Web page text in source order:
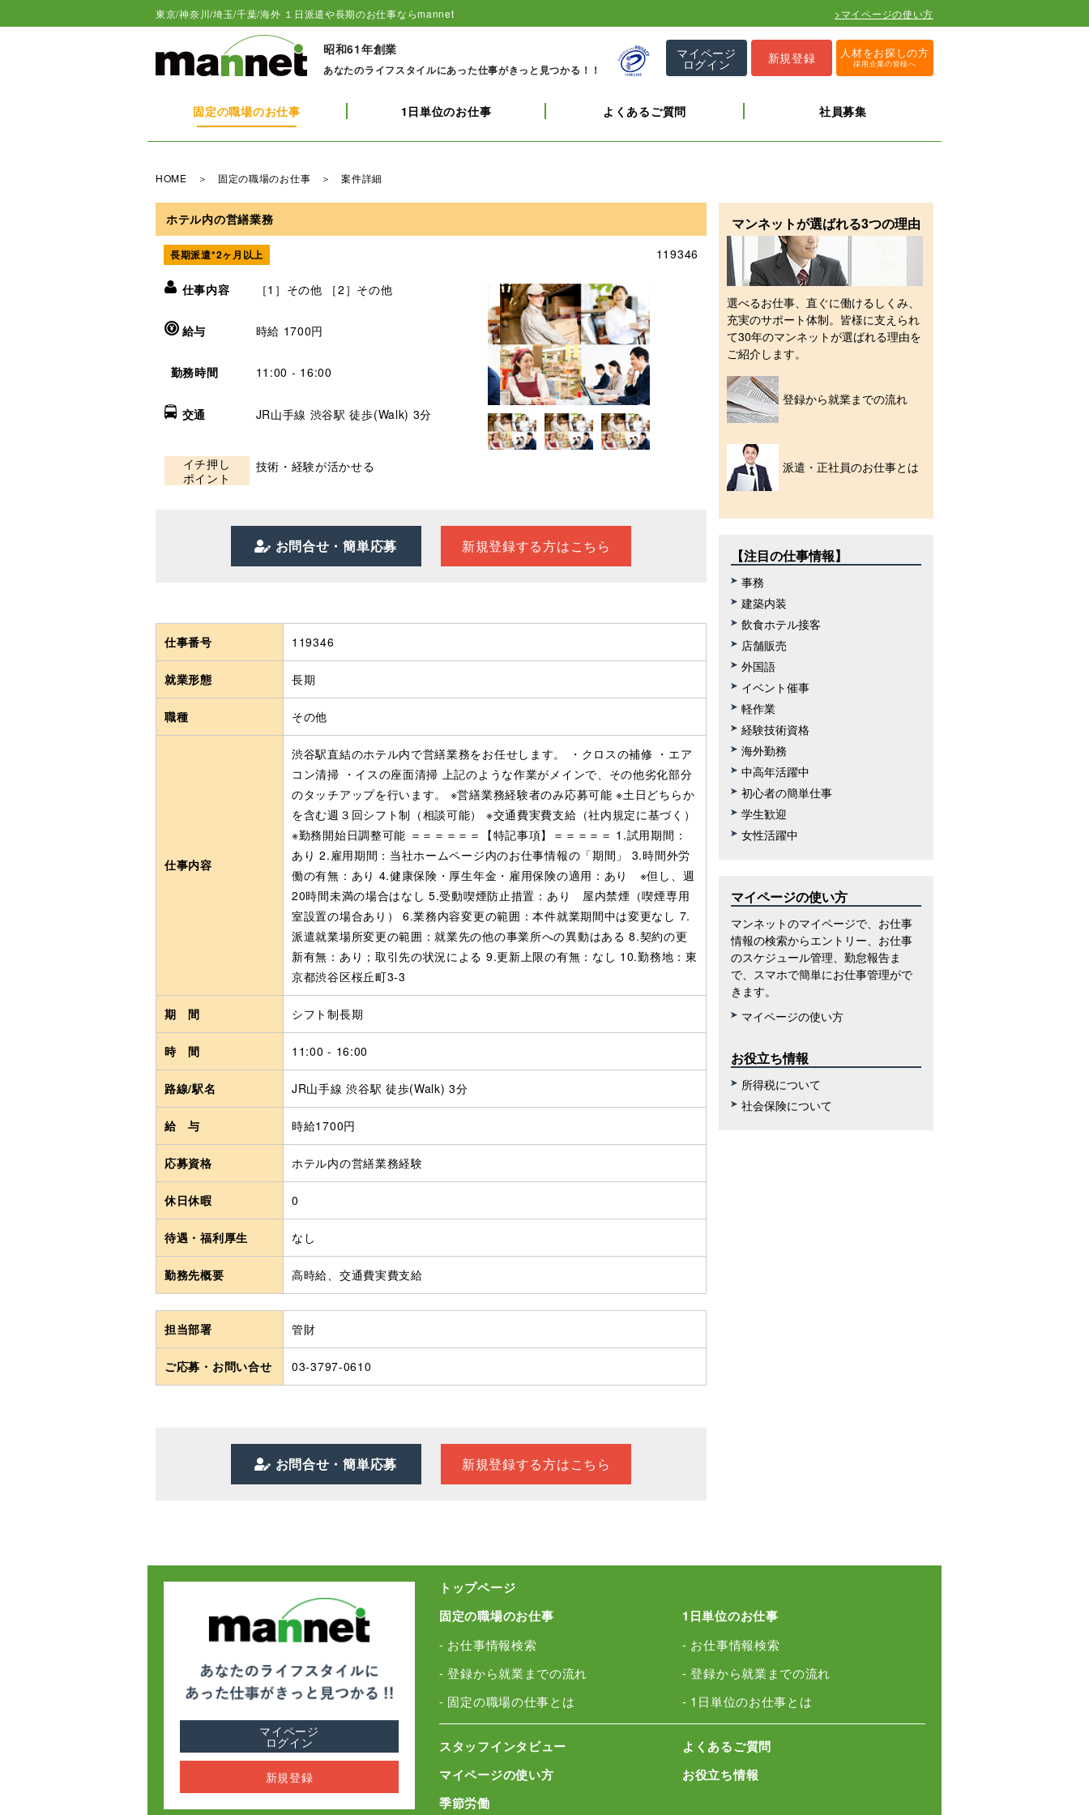
東京/神奈川/埼玉/千葉/海外 １日派遣や長期のお仕事ならmannet >マイページの使い方
昭和61年創業
あなたのライフスタイルにあった仕事がきっと見つかる！！
マイページ
ログイン 新規登録 人材をお探しの方
採用企業の皆様へ
固定の職場のお仕事 1日単位のお仕事 よくあるご質問 社員募集
HOME ＞ 固定の職場のお仕事 ＞ 案件詳細
ホテル内の営繕業務
長期派遣*2ヶ月以上 119346
仕事内容 ［1］その他 ［2］その他
給与 時給 1700円
勤務時間 11:00 - 16:00
交通 JR山手線 渋谷駅 徒歩(Walk) 3分
イチ押し
ポイント
技術・経験が活かせる
お問合せ・簡単応募 新規登録する方はこちら
仕事番号 119346
就業形態 長期
職種 その他
仕事内容
渋谷駅直結のホテル内で営繕業務をお任せします。 ・クロスの補修 ・エア
コン清掃 ・イスの座面清掃 上記のような作業がメインで、その他劣化部分
のタッチアップを行います。 ※営繕業務経験者のみ応募可能 ※土日どちらか
を含む週３回シフト制（相談可能） ※交通費実費支給（社内規定に基づく）
※勤務開始日調整可能 ＝＝＝＝＝＝【特記事項】＝＝＝＝＝ 1.試用期間：
あり 2.雇用期間：当社ホームページ内のお仕事情報の「期間」 3.時間外労
働の有無：あり 4.健康保険・厚生年金・雇用保険の適用：あり ※但し、週
20時間未満の場合はなし 5.受動喫煙防止措置：あり 屋内禁煙（喫煙専用
室設置の場合あり） 6.業務内容変更の範囲：本件就業期間中は変更なし 7.
派遣就業場所変更の範囲：就業先の他の事業所への異動はある 8.契約の更
新有無：あり；取引先の状況による 9.更新上限の有無：なし 10.勤務地：東
京都渋谷区桜丘町3-3
期 間 シフト制長期
時 間 11:00 - 16:00
路線/駅名 JR山手線 渋谷駅 徒歩(Walk) 3分
給 与 時給1700円
応募資格 ホテル内の営繕業務経験
休日休暇 0
待遇・福利厚生 なし
勤務先概要 高時給、交通費実費支給
担当部署 管財
ご応募・お問い合せ 03-3797-0610
お問合せ・簡単応募 新規登録する方はこちら
マンネットが選ばれる3つの理由
選べるお仕事、直ぐに働けるしくみ、
充実のサポート体制。皆様に支えられ
て30年のマンネットが選ばれる理由を
ご紹介します。
登録から就業までの流れ
派遣・正社員のお仕事とは
【注目の仕事情報】
事務
建築内装
飲食ホテル接客
店舗販売
外国語
イベント催事
軽作業
経験技術資格
海外勤務
中高年活躍中
初心者の簡単仕事
学生歓迎
女性活躍中
マイページの使い方
マンネットのマイページで、お仕事
情報の検索からエントリー、お仕事
のスケジュール管理、勤怠報告ま
で、スマホで簡単にお仕事管理がで
きます。
マイページの使い方
お役立ち情報
所得税について
社会保険について
マイページ
ログイン
新規登録
トップページ
固定の職場のお仕事
- お仕事情報検索
- 登録から就業までの流れ
- 固定の職場の仕事とは
1日単位のお仕事
- お仕事情報検索
- 登録から就業までの流れ
- 1日単位のお仕事とは
スタッフインタビュー
よくあるご質問
マイページの使い方
お役立ち情報
季節労働